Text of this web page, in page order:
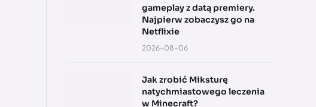
gameplay z datą premiery.
Najpierw zobaczysz go na
Netflixie
2026-08-06
Jak zrobić Miksturę
natychmiastowego leczenia
w Minecraft?